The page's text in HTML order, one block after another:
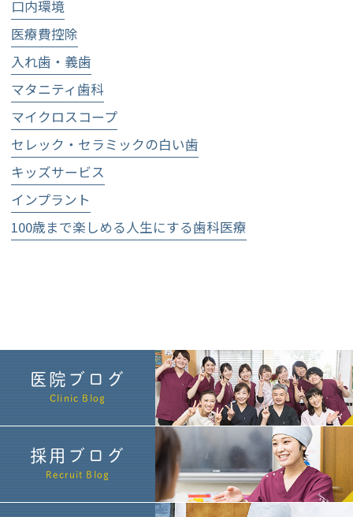
口内環境
医療費控除
入れ歯・義歯
マタニティ歯科
マイクロスコープ
セレック・セラミックの白い歯
キッズサービス
インプラント
100歳まで楽しめる人生にする歯科医療
医院ブログ
Clinic Blog
採用ブログ
Recruit Blog